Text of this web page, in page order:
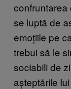
confruntarea
se luptă de
emoțiile pe
trebui să le
sociabili de
așteptările